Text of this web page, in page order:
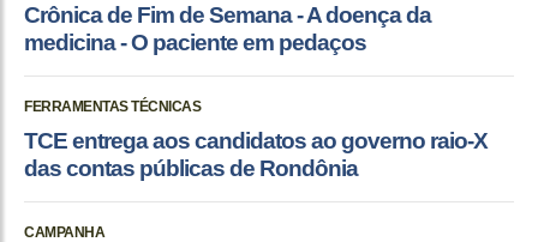
Crônica de Fim de Semana - A doença da
medicina - O paciente em pedaços
FERRAMENTAS TÉCNICAS
TCE entrega aos candidatos ao governo raio-X
das contas públicas de Rondônia
CAMPANHA